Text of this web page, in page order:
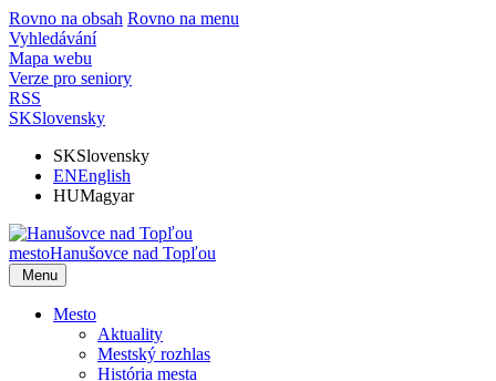
Rovno na obsah Rovno na menu
Vyhledávání
Mapa webu
Verze pro seniory
RSS
SKSlovensky
SKSlovensky
ENEnglish
HUMagyar
mestoHanušovce nad Topľou
Menu
Mesto
Aktuality
Mestský rozhlas
História mesta